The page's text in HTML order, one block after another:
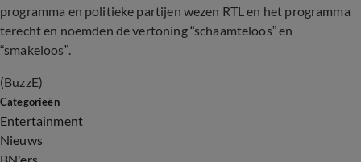
programma en politieke partijen wezen RTL en het programma
terecht en noemden de vertoning “schaamteloos” en
“smakeloos”.
(BuzzE)
Categorieën
Entertainment
Nieuws